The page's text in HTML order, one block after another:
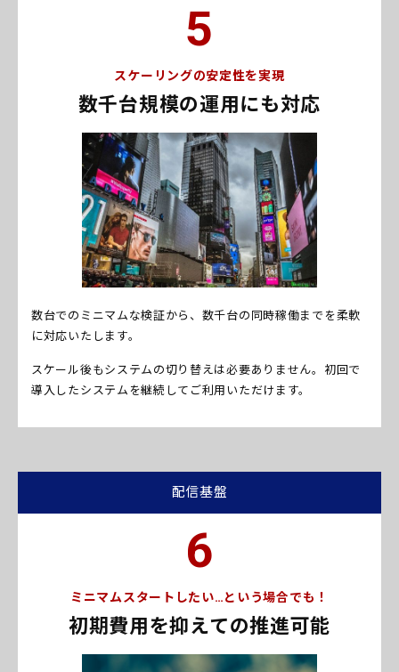
5
スケーリングの安定性を実現
数千台規模の運用にも対応
数台でのミニマムな検証から、数千台の同時稼働までを柔軟
に対応いたします。
スケール後もシステムの切り替えは必要ありません。初回で
導入したシステムを継続してご利用いただけます。
配信基盤
6
ミニマムスタートしたい…という場合でも！
初期費用を抑えての推進可能